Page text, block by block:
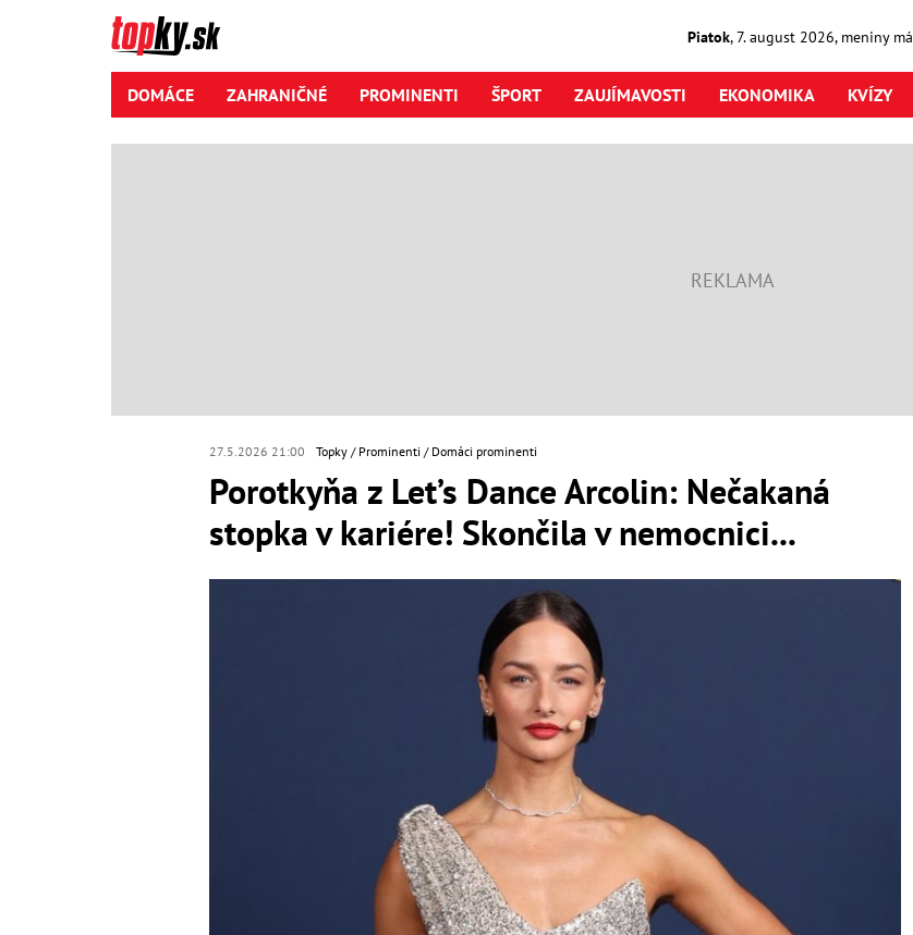
Piatok,7. august2026, meniny má
DOMÁCE ZAHRANIČNÉ PROMINENTI ŠPORT ZAUJÍMAVOSTI EKONOMIKA KVÍZY
27.5.2026 21:00 Topky Prominenti Domáci prominenti
Porotkyňa z Let’s Dance Arcolin: Nečakaná
stopka v kariére! Skončila v nemocnici...